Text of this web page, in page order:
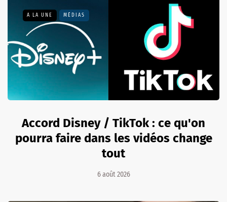
A LA UNE MÉDIAS
Accord Disney / TikTok : ce qu'on
pourra faire dans les vidéos change
tout
6 août 2026